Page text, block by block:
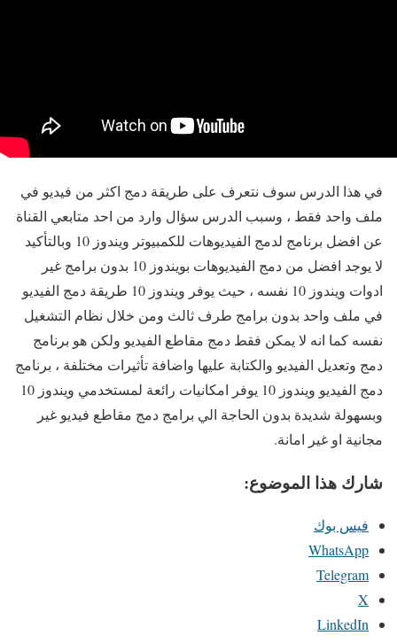
في هذا الدرس سوف نتعرف على طريقة دمج اكثر من فيديو في
ملف واحد فقط ، وسبب الدرس سؤال وارد من احد متابعي القناة
عن افضل برنامج لدمج الفيديوهات للكمبيوتر ويندوز 10 وبالتأكيد
لا يوجد افضل من دمج الفيديوهات بويندوز 10 بدون برامج غير
ادوات ويندوز 10 نفسه ، حيث يوفر ويندوز 10 طريقة دمج الفيديو
في ملف واحد بدون برامج طرف ثالث ومن خلال نظام التشغيل
نفسه كما انه لا يمكن فقط دمج مقاطع الفيديو ولكن هو برنامج
دمج وتعديل الفيديو والكتابة عليها واضافة تأثيرات مختلفة ، برنامج
دمج الفيديو ويندوز 10 يوفر امكانيات رائعة لمستخدمي ويندوز 10
وبسهولة شديدة بدون الحاجة الي برامج دمج مقاطع فيديو غير
مجانية او غير امانة.
شارك هذا الموضوع:
فيس بوك
WhatsApp
Telegram
X
LinkedIn